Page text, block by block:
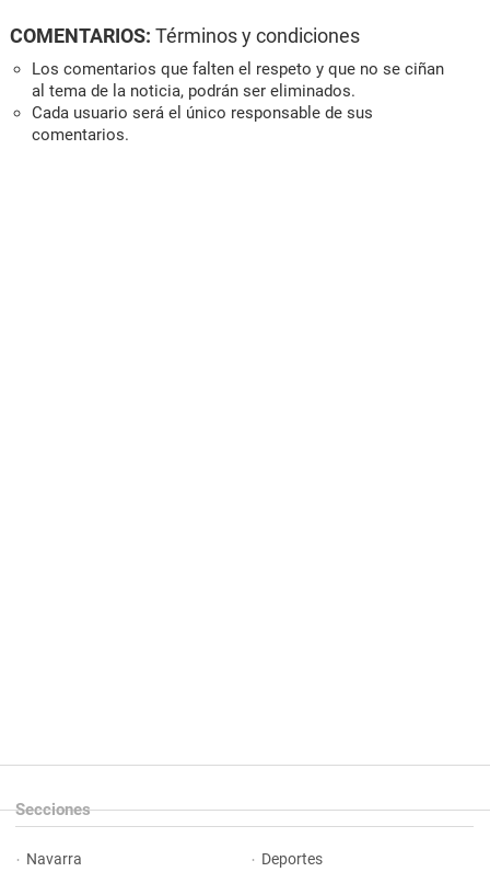
COMENTARIOS: Términos y condiciones
Los comentarios que falten el respeto y que no se ciñan
al tema de la noticia, podrán ser eliminados.
Cada usuario será el único responsable de sus
comentarios.
Secciones
Navarra Deportes